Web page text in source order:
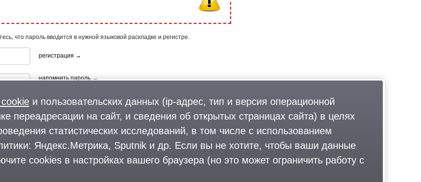
что пароль вводится в нужной языковой раскладке и регистре.
регистрация →
напомнить пароль →
профиль в:
и пользовательских данных (ip-адрес, тип и версия операционной
переадресации на сайт, и сведения об открытых страницах сайта) в целях
статистических исследований, в том числе с использованием
Яндекс.Метрика, Sputnik и др. Если вы не хотите, чтобы ваши данные
cookies в настройках вашего браузера (но это может ограничить работу с